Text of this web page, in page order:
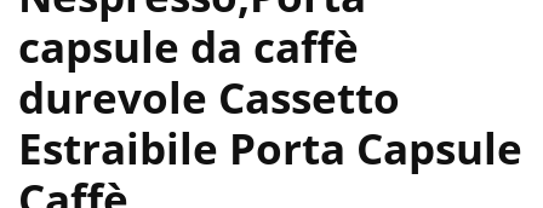
capsule da caffè
durevole Cassetto
Estraibile Porta Capsule